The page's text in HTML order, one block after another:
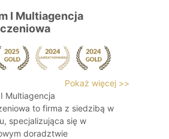
I Multiagencja
Pokaż więcej >>
Multiagencja
to firma z siedzibą w
specjalizująca się w
doradztwie